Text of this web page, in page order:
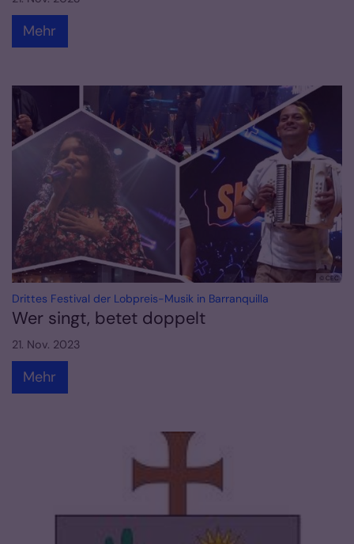
Mehr
© CEC
Drittes Festival der Lobpreis-Musik in Barranquilla
Wer singt, betet doppelt
21. Nov. 2023
Mehr